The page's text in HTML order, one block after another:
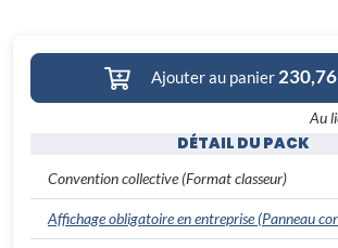
Ajouter au panier 230,76
Au
DÉTAIL DU PACK
Convention collective(Format classeur)
Affichage obligatoire en entreprise(Panneau